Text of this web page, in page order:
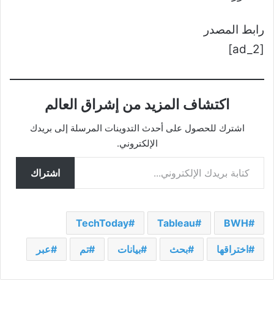
رابط المصدر
[ad_2]
اكتشاف المزيد من إشراق العالم
اشترك للحصول على أحدث التدوينات المرسلة إلى بريدك
الإلكتروني.
كتابة بريدك الإلكتروني...
اشتراك
BWH
Tableau
TechToday
اختراقها بحث بيانات تم عبر